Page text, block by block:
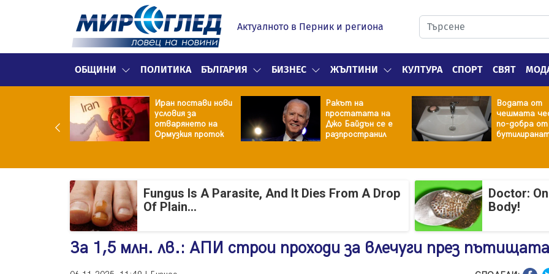
Актуалното в Перник и региона
ОБЩИНИ ПОЛИТИКА БЪЛГАРИЯ БИЗНЕС ЖЪЛТИНИ КУЛТУРА СПОРТ СВЯТ
Иран постави нови
условия за
отварянето на
Ормузкия проток
Ракът на
простатата на
Джо Байдън се е
разпространил
Водата от
чешмата
по-добра от
Fungus Is A Parasite, And It Dies From A Drop
Of Plain...
Doctor:
Body!
За 1,5 млн. лв.: АПИ строи проходи за влечуги през пътищата